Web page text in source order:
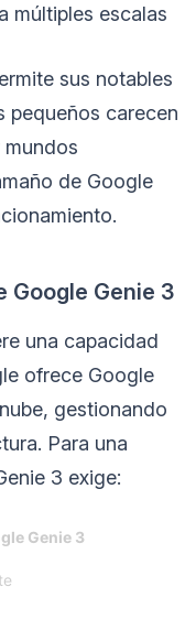
múltiples escalas
sus notables
pequeños carecen
de Google
Google Genie 3
una capacidad
ofrece Google
gestionando
Para una
3 exige:
Genie 3